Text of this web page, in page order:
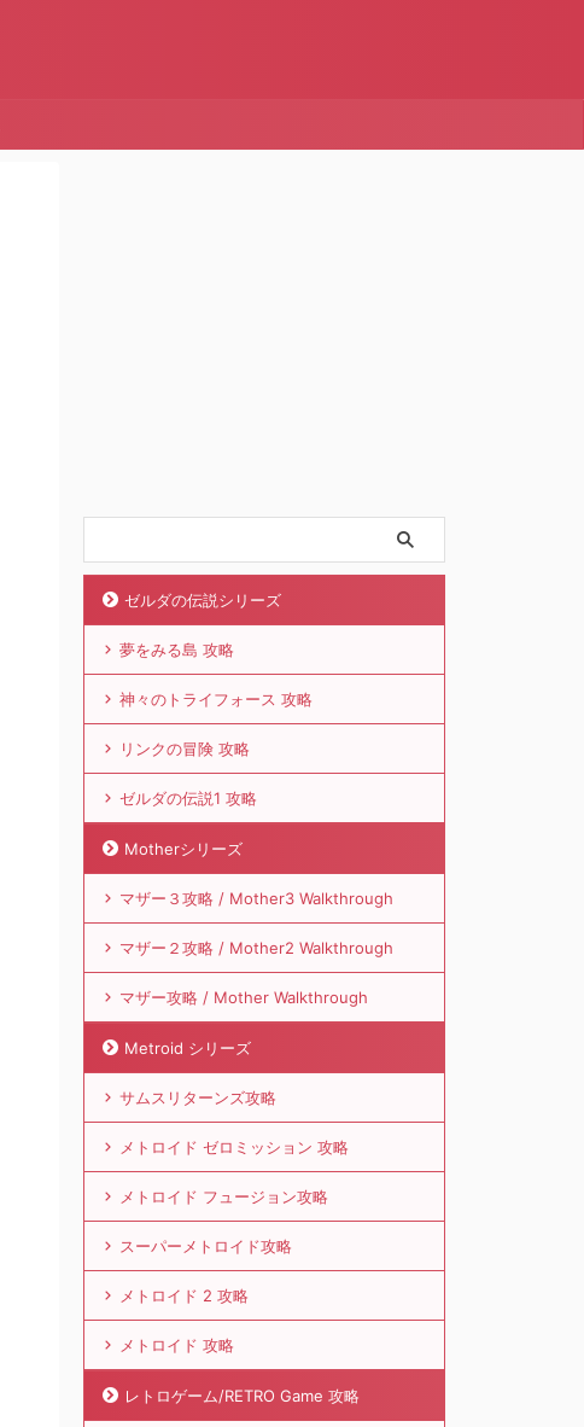
ゼルダの伝説シリーズ
夢をみる島 攻略
神々のトライフォース 攻略
リンクの冒険 攻略
ゼルダの伝説1 攻略
Motherシリーズ
マザー３攻略 / Mother3 Walkthrough
マザー２攻略 / Mother2 Walkthrough
マザー攻略 / Mother Walkthrough
Metroid シリーズ
サムスリターンズ攻略
メトロイド ゼロミッション 攻略
メトロイド フュージョン攻略
スーパーメトロイド攻略
メトロイド 2 攻略
メトロイド 攻略
レトロゲーム/RETRO Game 攻略